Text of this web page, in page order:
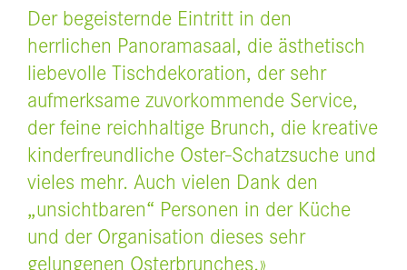
Der begeisternde Eintritt in den
herrlichen Panoramasaal, die ästhetisch
liebevolle Tischdekoration, der sehr
aufmerksame zuvorkommende Service,
der feine reichhaltige Brunch, die kreative
kinderfreundliche Oster-Schatzsuche und
vieles mehr. Auch vielen Dank den
„unsichtbaren“ Personen in der Küche
und der Organisation dieses sehr
gelungenen Osterbrunches.»